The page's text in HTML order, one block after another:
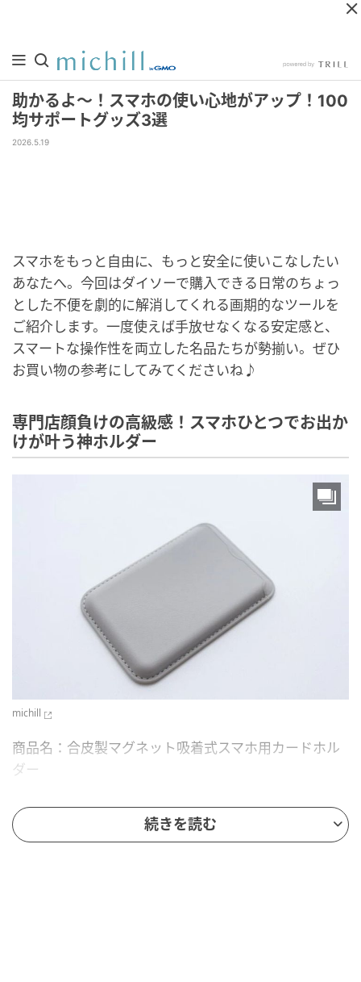
助かるよ～！スマホの使い心地がアップ！100
均サポートグッズ3選
2026.5.19
スマホをもっと自由に、もっと安全に使いこなしたい
あなたへ。今回はダイソーで購入できる日常のちょっ
とした不便を劇的に解消してくれる画期的なツールを
ご紹介します。一度使えば手放せなくなる安定感と、
スマートな操作性を両立した名品たちが勢揃い。ぜひ
お買い物の参考にしてみてくださいね♪
専門店顔負けの高級感！スマホひとつでお出か
けが叶う神ホルダー
michill
商品名：合皮製マグネット吸着式スマホ用カードホル
ダー
価格：￥330（税込）
販売ショップ：ダイソー
続きを読む